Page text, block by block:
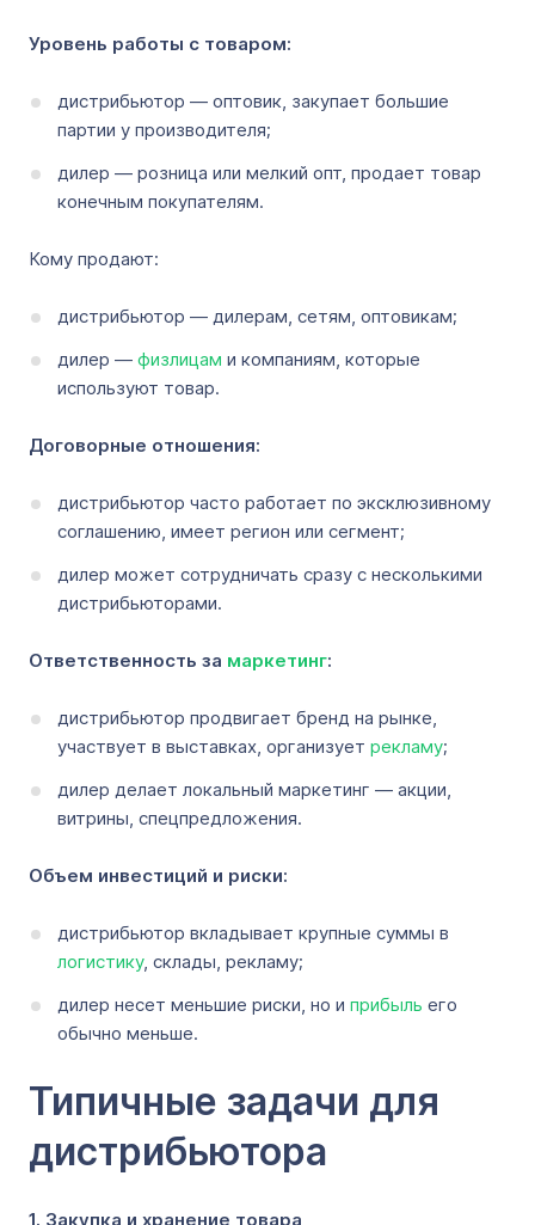
Уровень работы с товаром:
дистрибьютор — оптовик, закупает большие
партии у производителя;
дилер — розница или мелкий опт, продает товар
конечным покупателям.
Кому продают:
дистрибьютор — дилерам, сетям, оптовикам;
дилер — физлицам и компаниям, которые
используют товар.
Договорные отношения:
дистрибьютор часто работает по эксклюзивному
соглашению, имеет регион или сегмент;
дилер может сотрудничать сразу с несколькими
дистрибьюторами.
Ответственность за маркетинг:
дистрибьютор продвигает бренд на рынке,
участвует в выставках, организует рекламу;
дилер делает локальный маркетинг — акции,
витрины, спецпредложения.
Объем инвестиций и риски:
дистрибьютор вкладывает крупные суммы в
логистику, склады, рекламу;
дилер несет меньшие риски, но и прибыль его
обычно меньше.
Типичные задачи для
дистрибьютора
1. Закупка и хранение товара